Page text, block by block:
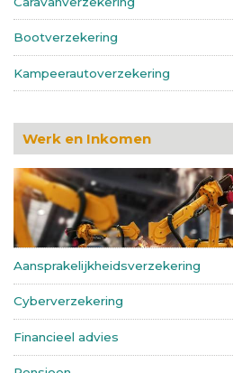
Bootverzekering
Kampeerautoverzekering
Werk en Inkomen
Aansprakelijkheidsverzekering
Cyberverzekering
Financieel advies